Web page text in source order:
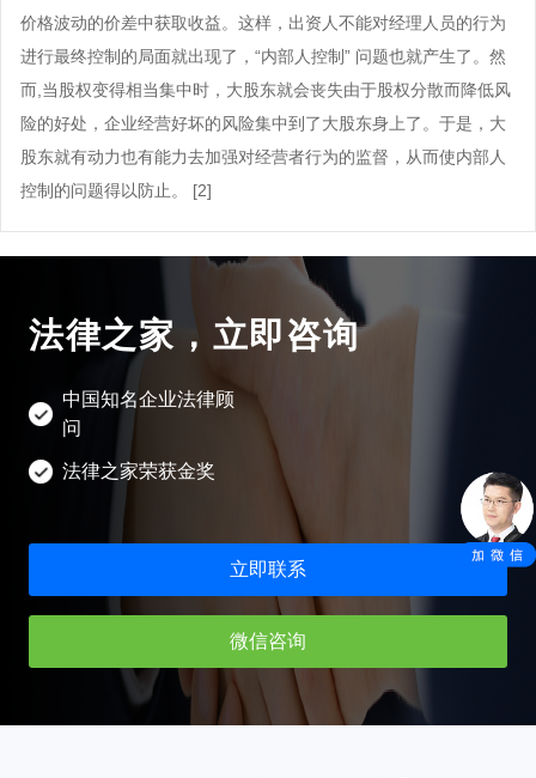
价格波动的价差中获取收益。这样，出资人不能对经理人员的行为
进行最终控制的局面就出现了，“内部人控制” 问题也就产生了。然
而,当股权变得相当集中时，大股东就会丧失由于股权分散而降低风
险的好处，企业经营好坏的风险集中到了大股东身上了。于是，大
股东就有动力也有能力去加强对经营者行为的监督，从而使内部人
控制的问题得以防止。 [2]
法律之家，立即咨询
中国知名企业法律顾
问
法律之家荣获金奖
立即联系
微信咨询